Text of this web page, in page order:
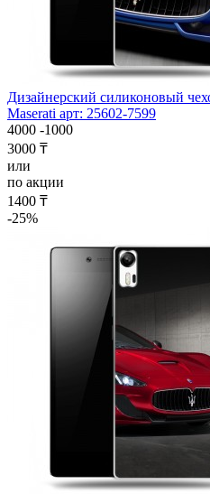
Дизайнерский силиконовый
Maserati арт: 25602-7599
4000 -1000
3000 ₸
или
по акции
1400 ₸
-25%